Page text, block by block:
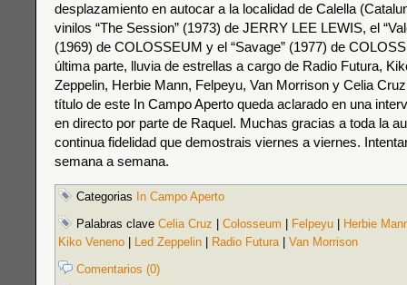
desplazamiento en autocar a la localidad de Calella
vinilos “The Session” (1973) de JERRY LEE LEWIS, el
(1969) de COLOSSEUM y el “Savage” (1977) de
última parte, lluvia de estrellas a cargo de Radio Futura,
Zeppelin, Herbie Mann, Felpeyu, Van Morrison y Celia
título de este In Campo Aperto queda aclarado en una
en directo por parte de Raquel. Muchas gracias a toda la
continua fidelidad que demostrais viernes a viernes.
semana a semana.
Categorias In Campo Aperto
Palabras clave Celia Cruz Colosseum Felpeyu
Herbie
Kiko Veneno
Led Zeppelin Radio Futura| Van Morrison
Comentarios (0)